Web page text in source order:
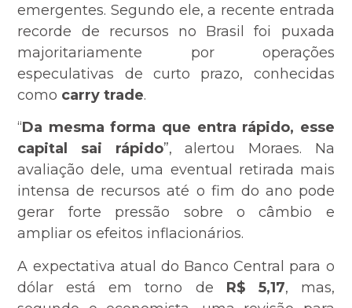
emergentes. Segundo ele, a recente entrada
recorde de recursos no Brasil foi puxada
majoritariamente por operações
especulativas de curto prazo, conhecidas
como carry trade.
“Da mesma forma que entra rápido, esse
capital sai rápido”, alertou Moraes. Na
avaliação dele, uma eventual retirada mais
intensa de recursos até o fim do ano pode
gerar forte pressão sobre o câmbio e
ampliar os efeitos inflacionários.
A expectativa atual do Banco Central para o
dólar está em torno de R$ 5,17, mas,